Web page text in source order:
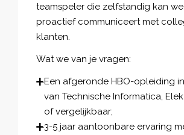
teamspeler die zelfstandig kan
proactief communiceert met
klanten.
Wat we van je vragen:
Een afgeronde HBO-opleiding
van Technische Informatica,
of vergelijkbaar;
3-5 jaar aantoonbare ervaring